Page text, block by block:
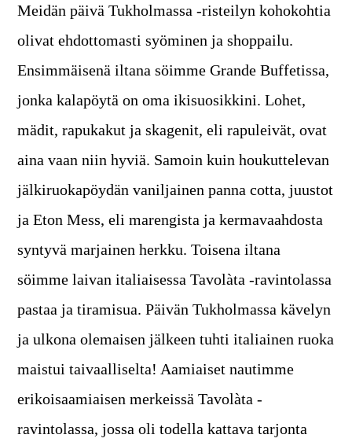
Meidän päivä Tukholmassa -risteilyn kohokohtia
olivat ehdottomasti syöminen ja shoppailu.
Ensimmäisenä iltana söimme Grande Buffetissa,
jonka kalapöytä on oma ikisuosikkini. Lohet,
mädit, rapukakut ja skagenit, eli rapuleivät, ovat
aina vaan niin hyviä. Samoin kuin houkuttelevan
jälkiruokapöydän vaniljainen panna cotta, juustot
ja Eton Mess, eli marengista ja kermavaahdosta
syntyvä marjainen herkku. Toisena iltana
söimme laivan italiaisessa Tavolàta -ravintolassa
pastaa ja tiramisua. Päivän Tukholmassa kävelyn
ja ulkona olemaisen jälkeen tuhti italiainen ruoka
maistui taivaalliselta! Aamiaiset nautimme
erikoisaamiaisen merkeissä Tavolàta -
ravintolassa, jossa oli todella kattava tarjonta